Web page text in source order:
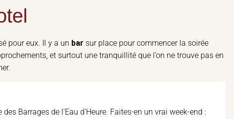
pour eux. Il y a un bar sur place pour commencer la soirée
et surtout une tranquillité que l’on ne trouve pas en
Barrages de l'Eau d'Heure. Faites-en un vrai week-end :